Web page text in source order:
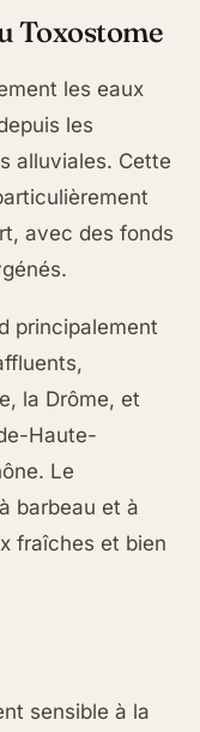
Toxostome
les eaux
les
alluviales. Cette
avec des fonds
principalement
la Drôme, et
Haute-
Le
barbeau et à
fraîches et bien
sensible à la